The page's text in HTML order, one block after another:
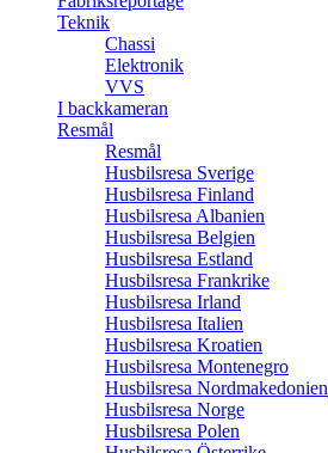
Teknik
Chassi
Elektronik
VVS
I backkameran
Resmål
Resmål
Husbilsresa Sverige
Husbilsresa Finland
Husbilsresa Albanien
Husbilsresa Belgien
Husbilsresa Estland
Husbilsresa Frankrike
Husbilsresa Irland
Husbilsresa Italien
Husbilsresa Kroatien
Husbilsresa Montenegro
Husbilsresa Nordmakedonien
Husbilsresa Norge
Husbilsresa Polen